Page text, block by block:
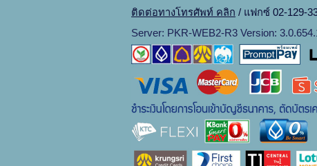
ติดต่อทางโทรศัพท์ คลิก / แฟกซ์ 02-129-
Server: PKR-WEB2-R3 Version: